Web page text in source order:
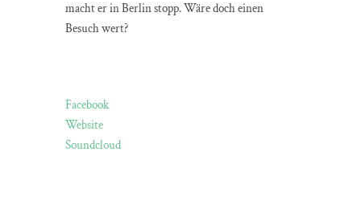
macht er in Berlin stopp. Wäre doch einen
Besuch wert?
Facebook
Website
Soundcloud